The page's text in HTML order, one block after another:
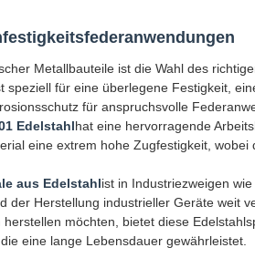
Metallbauteile ist die Wahl des
speziell für eine überlegene Festigkeit,
für anspruchsvolle
Edelstahlhat eine hervorragende
eine extrem hohe Zugfestigkeit,
aus Edelstahlist in Industriezweigen
Herstellung industrieller Geräte weit
möchten, bietet diese
eine lange Lebensdauer gewährleistet.